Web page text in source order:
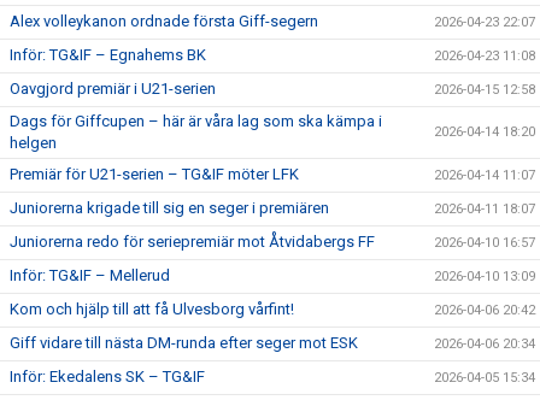
Alex volleykanon ordnade första Giff-segern 2026-04-23 22:07
Inför: TG&IF – Egnahems BK 2026-04-23 11:08
Oavgjord premiär i U21-serien 2026-04-15 12:58
Dags för Giffcupen – här är våra lag som ska kämpa i
helgen
2026-04-14 18:20
Premiär för U21-serien – TG&IF möter LFK 2026-04-14 11:07
Juniorerna krigade till sig en seger i premiären 2026-04-11 18:07
Juniorerna redo för seriepremiär mot Åtvidabergs FF 2026-04-10 16:57
Inför: TG&IF – Mellerud 2026-04-10 13:09
Kom och hjälp till att få Ulvesborg vårfint! 2026-04-06 20:42
Giff vidare till nästa DM-runda efter seger mot ESK 2026-04-06 20:34
Inför: Ekedalens SK – TG&IF 2026-04-05 15:34